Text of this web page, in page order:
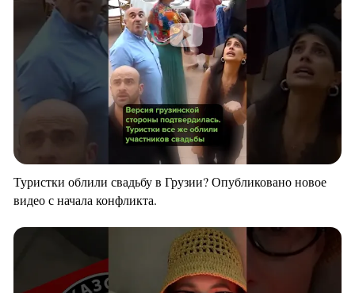
Туристки облили свадьбу в Грузии? Опубликовано новое
видео с начала конфликта.